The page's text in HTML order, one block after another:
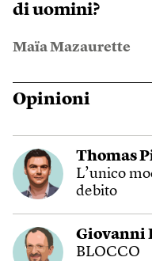
di uomini?
Maïa Mazaurette
Opinioni
Thomas
L’unico
debito
Giovanni
BLOCCO